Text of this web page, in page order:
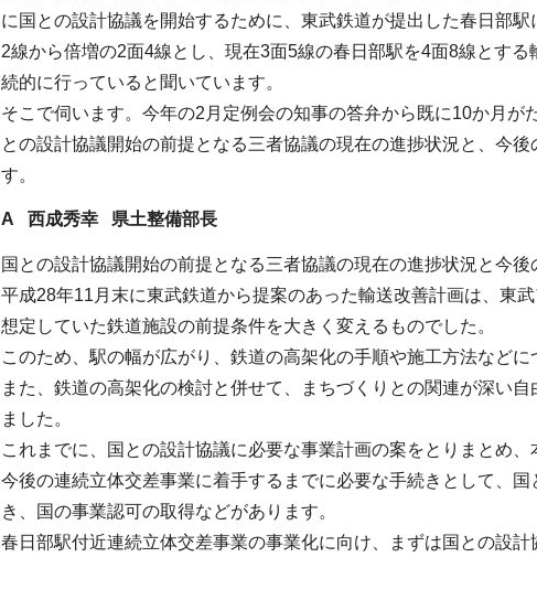
に国との設計協議を開始するために、東武鉄道が提出した春日部
2線から倍増の2面4線とし、現在3面5線の春日部駅を4面8線とす
続的に行っていると聞いています。
そこで伺います。今年の2月定例会の知事の答弁から既に10か月
との設計協議開始の前提となる三者協議の現在の進捗状況と、今
す。
A 西成秀幸 県土整備部長
国との設計協議開始の前提となる三者協議の現在の進捗状況と今
平成28年11月末に東武鉄道から提案のあった輸送改善計画は、東
想定していた鉄道施設の前提条件を大きく変えるものでした。
このため、駅の幅が広がり、鉄道の高架化の手順や施工方法などに
また、鉄道の高架化の検討と併せて、まちづくりとの関連が深い
ました。
これまでに、国との設計協議に必要な事業計画の案をとりまとめ
今後の連続立体交差事業に着手するまでに必要な手続きとして、
き、国の事業認可の取得などがあります。
春日部駅付近連続立体交差事業の事業化に向け、まずは国との設計